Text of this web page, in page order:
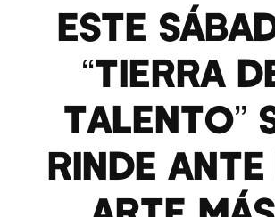
ESTE
“TIERRA
TALENTO”
RINDE ANTE